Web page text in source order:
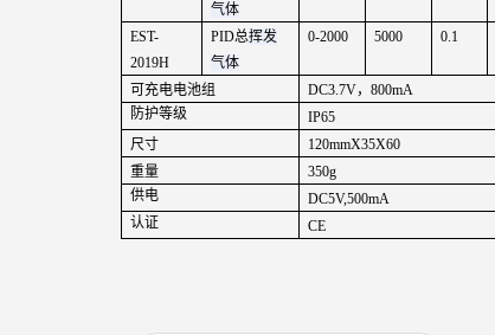
气体
EST-
2019H
PID总挥发
气体
0-2000 5000 0.1
可充电电池组 DC3.7V，800mA
防护等级
IP65
尺寸
120mmX35X60
重量
350g
供电
DC5V,500mA
认证
CE